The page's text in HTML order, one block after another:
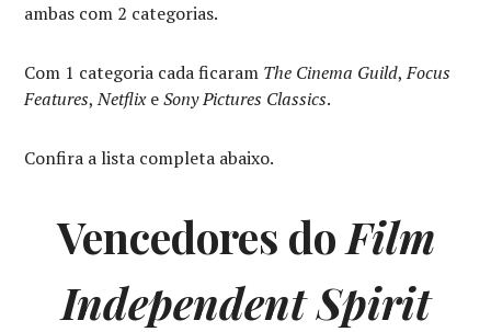
ambas com 2 categorias.
Com 1 categoria cada ficaram The Cinema Guild,Focus
Features,NetflixeSony Pictures Classics.
Confira a lista completa abaixo.
Vencedores do Film
Independent Spirit